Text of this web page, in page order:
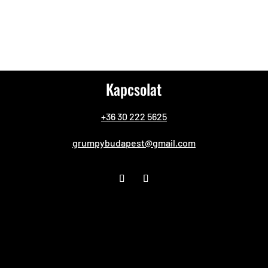
Kapcsolat
+36 30 222 5625
grumpybudapest@gmail.com